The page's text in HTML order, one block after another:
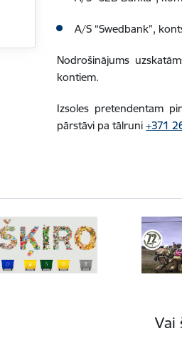
A/S “Swedbank”,
Nodrošinājums
kontiem.
Izsoles pretendentam
pārstāvi pa tālruni+371
Vai